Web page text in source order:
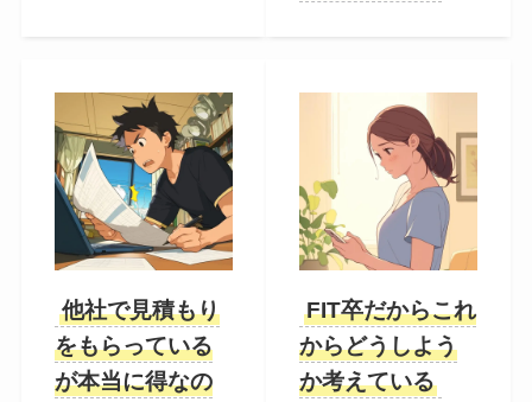
他社で見積もり
をもらっている
が本当に得なの
FIT卒だからこれ
からどうしよう
か考えている